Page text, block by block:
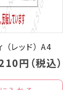
レッド） A4
円（税込）